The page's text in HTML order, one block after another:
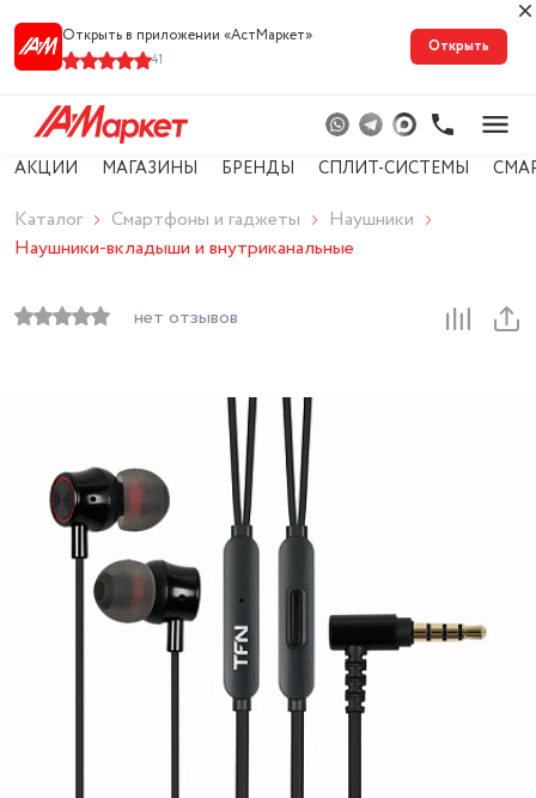
Открыть в приложении «АстМарке‪т‬»
41
Открыть
АКЦИИ МАГАЗИНЫ БРЕНДЫ СПЛИТ-СИСТЕМЫ
Каталог Смартфоны и гаджеты
Наушники
Наушники-вкладыши и внутриканальные
нет отзывов